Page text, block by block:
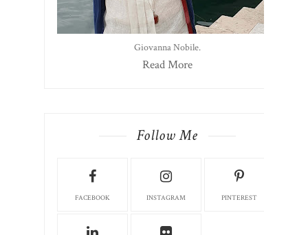
Giovanna Nobile.
Read More
Follow Me
FACEBOOK INSTAGRAM PINTEREST